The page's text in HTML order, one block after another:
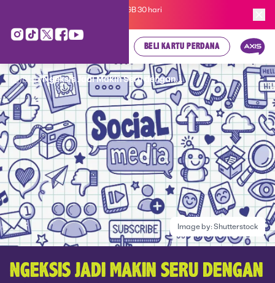
Kartu Perdana AXIS Suka-Suka 3GB 30 hari
BELI KARTU PERDANA
/Blog/Ngeksis Jadi Makin Seru dengan...
Image by:Shutterstock
NGEKSIS JADI MAKIN SERU DENGAN